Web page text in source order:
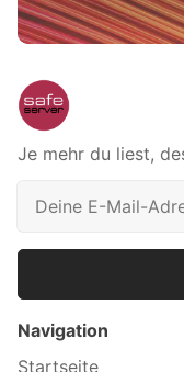
Je mehr du liest,
Navigation
Startseite